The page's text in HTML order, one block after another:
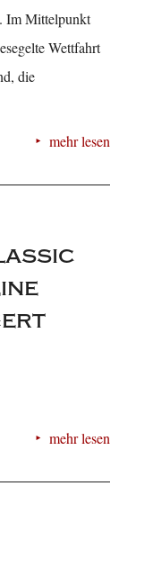
Im Mittelpunkt
Wettfahrt
die
mehr lesen
mehr lesen